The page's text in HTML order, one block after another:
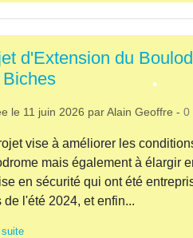
d'Extension du
le 11 juin 2026 parAlain Geoffre - 0
vise à améliorer les
mais également à élargir
en sécurité qui ont été
de l'été 2024, et enfin...
suite